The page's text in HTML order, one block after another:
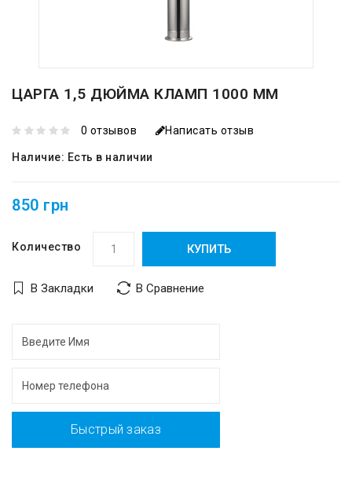
ЦАРГА 1,5 ДЮЙМА КЛАМП 1000 ММ
0 отзывов Написать отзыв
Наличие: Есть в наличии
850 грн
Количество КУПИТЬ
В Закладки В Сравнение
Быстрый заказ